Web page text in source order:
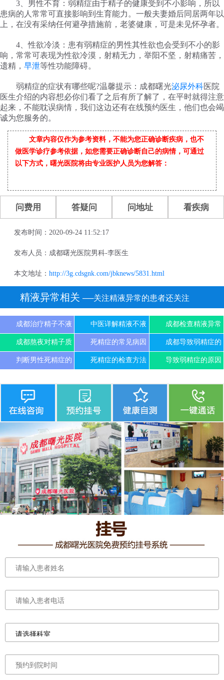
3、男性不育：弱精症由于精子的健康受到不小影响，所以
患病的人常常可直接影响到生育能力。一般夫妻婚后同居两年以
上，在没有采纳任何避孕措施前，老婆健康，可是未见怀孕者。
4、性欲冷淡：患有弱精症的男性其性欲也会受到不小的影
响，常常可表现为性欲冷漠，射精无力，举阳不坚，射精痛苦，
遗精， 早泄等性功能障碍。
弱精症的症状有哪些呢?温馨提示：成都曙光泌尿外科医院
医生介绍的内容想必你们看了之后有所了解了，在平时就得注意
起来，不能耽误病情，我们这边还有在线预约医生，他们也会竭
诚为您服务的。
文章内容仅作为参考资料，不能为您正确诊断疾病，也不
做医学诊疗参考依据，如您需要正确诊断自己的病情，可通过
以下方式，曙光医院将由专业医护人员为您解答：
问费用 答疑问 问地址 看疾病
发布时间：2020-09-24 11:52:17
发布人员：成都曙光医院男科-李医生
本文地址： http://3g.cdsgnk.com/jbknews/5831.html
精液异常相关 ──关注精液异常的患者还关注
成都治疗精子不液 中医详解精液不液 成都检查精液异常
成都熬夜对精子质 死精症的常见病因 成都导致弱精症的
判断男性死精症的 死精症的检查方法 导致弱精症的原因